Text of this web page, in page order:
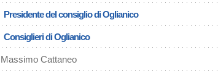
Presidente del consiglio di Oglianico
Consiglieri di Oglianico
Massimo Cattaneo